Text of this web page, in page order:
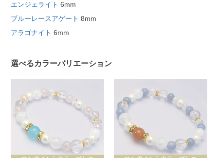
エンジェライト 6mm
ブルーレースアゲート 8mm
アラゴナイト 6mm
選べるカラーバリエーション